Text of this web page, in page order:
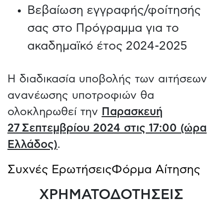
Βεβαίωση εγγραφής/φοίτησής
σας στο Πρόγραμμα για το
ακαδημαϊκό έτος 2024-2025
Η διαδικασία υποβολής των αιτήσεων
ανανέωσης υποτροφιών θα
ολοκληρωθεί την Παρασκευή
27 Σεπτεμβρίου 2024 στις 17:00 (ώρα
Ελλάδος).
Συχνές ΕρωτήσειςΦόρμα Αίτησης
ΧΡΗΜΑΤΟΔΟΤΗΣΕΙΣ